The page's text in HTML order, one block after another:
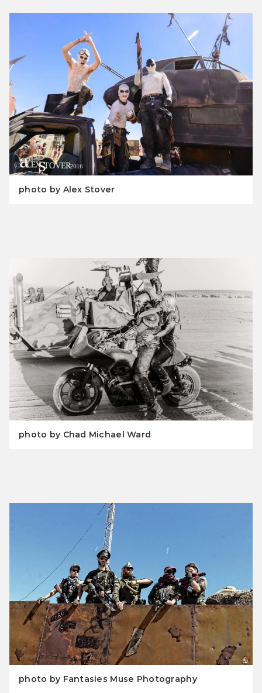
photo by Alex Stover
photo by Chad Michael Ward
photo by Fantasies Muse Photography